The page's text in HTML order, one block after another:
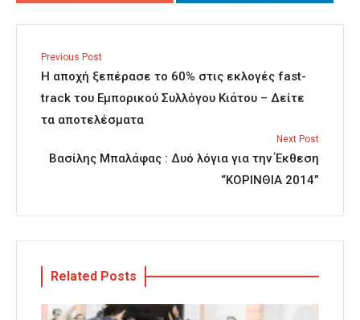
Previous Post
Η αποχή ξεπέρασε το 60% στις εκλογές fast-
track του Εμπορικού Συλλόγου Κιάτου – Δείτε
τα αποτελέσματα
Next Post
Βασίλης Μπαλάφας : Δυό λόγια για την Έκθεση
“ΚΟΡΙΝΘΙΑ 2014”
Related Posts